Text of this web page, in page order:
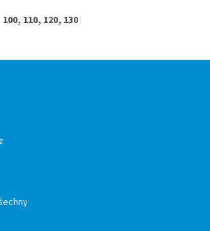
100, 110, 120, 130